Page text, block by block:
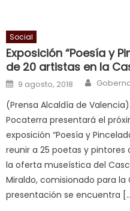
long
hard
fuck,
सच
ह
स
ह
Social
Exposición “Poesía y
de 20 artistas en la
Posted on
9 agosto, 2018 Author
(Prensa Alcaldía de
Pocaterra presentará el
exposición “Poesía y
reunir a 25 poetas y
la oferta museística del
Miraldo, comisionado para
presentación se encuentra